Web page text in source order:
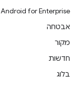
Android for Enterprise
אבטחה
מקור
חדשות
בלוג